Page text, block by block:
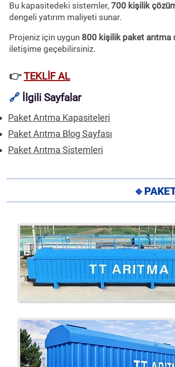
Bu kapasitedeki sistemler, 700 kişilik
dengeli yatırım maliyeti sunar.
Projeniz için uygun 800 kişilik paket arıtma
iletişime geçebilirsiniz.
👉TEKLİF AL
🔗 İlgili Sayfalar
Paket Arıtma Kapasiteleri
Paket Arıtma Blog Sayfası
Paket Arıtma Sistemleri